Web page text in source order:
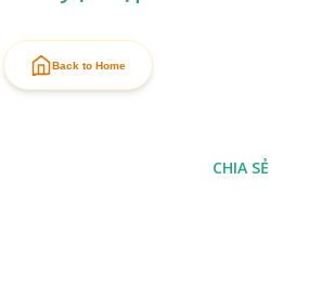
Back to Home
CHIA SẺ